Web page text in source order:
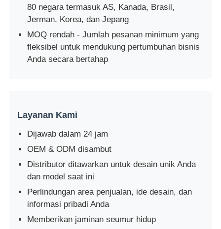
80 negara termasuk AS, Kanada, Brasil,
Jerman, Korea, dan Jepang
MOQ rendah - Jumlah pesanan minimum yang
fleksibel untuk mendukung pertumbuhan bisnis
Anda secara bertahap
Layanan Kami
Dijawab dalam 24 jam
OEM & ODM disambut
Distributor ditawarkan untuk desain unik Anda
dan model saat ini
Perlindungan area penjualan, ide desain, dan
informasi pribadi Anda
Memberikan jaminan seumur hidup